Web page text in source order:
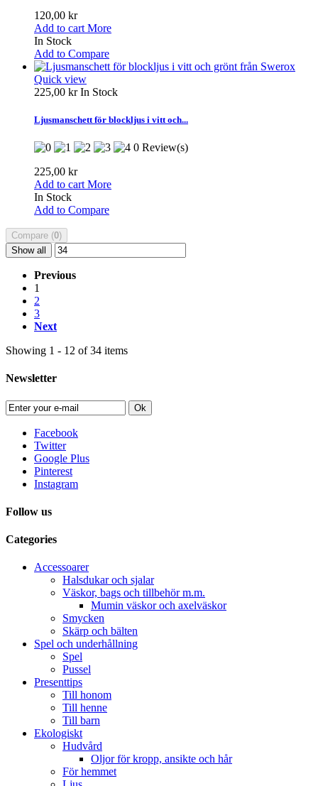
120,00 kr
Add to cart More
In Stock
Add to Compare
Quick view
225,00 krIn Stock
Ljusmanschett för blockljus i vitt och...
0 Review(s)
225,00 kr
Add to cart More
In Stock
Add to Compare
Compare (0)
Show all
Previous
1
2
3
Next
Showing 1 - 12 of 34 items
Newsletter
Ok
Facebook
Twitter
Google Plus
Pinterest
Instagram
Follow us
Categories
Accessoarer
Halsdukar och sjalar
Väskor, bags och tillbehör m.m.
Mumin väskor och axelväskor
Smycken
Skärp och bälten
Spel och underhållning
Spel
Pussel
Presenttips
Till honom
Till henne
Till barn
Ekologiskt
Hudvård
Oljor för kropp, ansikte och hår
För hemmet